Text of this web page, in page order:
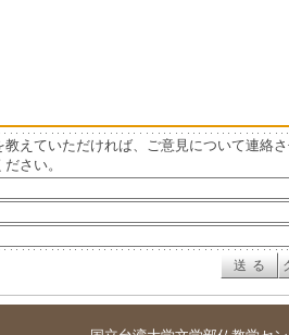
教えていただければ、ご意見について連絡
さい。